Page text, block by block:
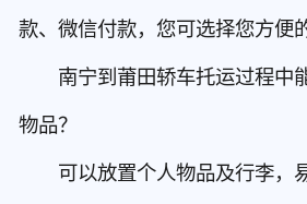
款、微信付款，您可选择您方便
南宁到莆田轿车托运过程中
物品？
可以放置个人物品及行李，